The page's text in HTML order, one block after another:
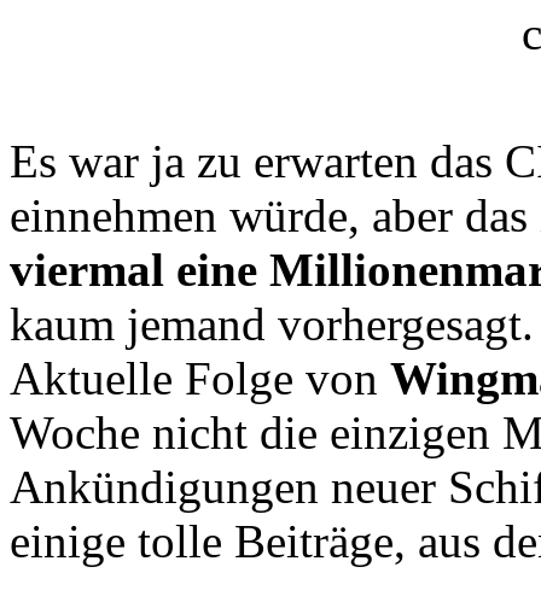
Es war ja zu erwarten das
einnehmen würde, aber
viermal eine
kaum jemand
Aktuelle Folge von
Woche nicht die einzigen
Ankündigungen neuer
einige tolle Beiträge, aus